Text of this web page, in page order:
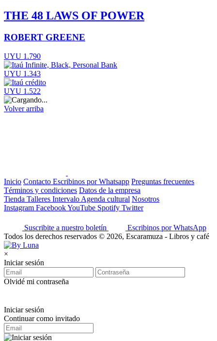
THE 48 LAWS OF POWER
ROBERT GREENE
UYU 1.790
UYU 1.343
UYU 1.522
Volver arriba
Inicio Contacto Escribinos por Whatsapp Preguntas frecuentes
Términos y condiciones Datos de la empresa
Tienda Talleres Intervalo Agenda cultural Nosotros
Instagram FacebookYouTube Spotify Twitter
Suscribite a nuestro boletín
Escribinos por WhatsApp
Todos los derechos reservados © 2026, Escaramuza - Libros y café
×
Iniciar sesión
Olvidé mi contraseña
Iniciar sesión
Continuar como invitado